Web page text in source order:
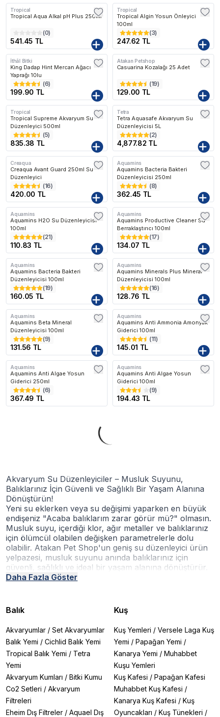
Tropical
Tropical Aqua Alkal pH Plus 250ml
(0)
541.45 TL
Tropical
Tropical Algin Yosun Önleyici
100ml
(3)
247.62 TL
İthâl Bitki
King Dadap Hint Mercan Ağacı
Yaprağı 10lu
(6)
199.90 TL
Atakan Petshop
Casuarina Kozalağı 25 Adet
(19)
129.00 TL
Kargo Bedava
Tropical
Tropical Supreme Akvaryum Su
Düzenleyici 500ml
(5)
835.38 TL
Kargo Bedava
Tetra
Tetra Aquasafe Akvaryum Su
Düzenleyicisi 5L
(2)
4,877.82 TL
Creaqua
Creaqua Avant Guard 250ml Su
Düzenleyici
(16)
420.00 TL
Aquamins
Aquamins Bacteria Bakteri
Düzenleyicisi 250ml
(8)
362.45 TL
Aquamins
Aquamins H2O Su Düzenleyicisi
100ml
(21)
110.83 TL
Aquamins
Aquamins Productive Cleaner Su
Berraklaştırıcı 100ml
(17)
134.07 TL
Aquamins
Aquamins Bacteria Bakteri
Düzenleyicisi 100ml
(19)
160.05 TL
Aquamins
Aquamins Minerals Plus Mineral
Düzenleyicisi 100ml
(16)
128.76 TL
Aquamins
Aquamins Beta Mineral
Düzenleyicisi 100ml
(9)
131.56 TL
Aquamins
Aquamins Anti Ammonia Amonyak
Giderici 100ml
(11)
145.01 TL
Aquamins
Aquamins Anti Algae Yosun
Giderici 250ml
(6)
367.49 TL
Aquamins
Aquamins Anti Algae Yosun
Giderici 100ml
(9)
194.43 TL
Akvaryum Su Düzenleyiciler – Musluk Suyunu,
Balıklarınız İçin Güvenli ve Sağlıklı Bir Yaşam Alanına
Dönüştürün!
Yeni su eklerken veya su değişimi yaparken en büyük
endişeniz "Acaba balıklarım zarar görür mü?" olmasın.
Musluk suyu, içerdiği klor, ağır metaller ve balıklarınız
için ölümcül olabilen değişken parametrelerle dolu
olabilir. Atakan Pet Shop'un geniş su düzenleyici ürün
yelpazesi, musluk suyunu anında balıklarınız için
güvenli, sağlıklı ve ideal bir yaşam alanına dönüştürür.
Doğru su, sağlıklı akvaryumun temelidir!
✔ Anında Klor ve Ağır Metal
Balıklarınızı musluk suyunun zararlı
etkilerinden anında koruyun.
Stres Önleyici Koruma:
Su değişimlerinde
balıklarınızın mukozasını koruyarak stresi azaltın ve
hastalıklara karşı direncini artırın.
✔ Yararlı Bakterileri Koruyun:Biyolojik filtrenizdeki
faydalı bakterilere zarar vermeden güvenle su değişimi
yapın.
İdeal Su Şartları:
Özel formüllerle pH, GH ve KH gibi
su değerlerini belirli türler için ideal seviyelere getirin.
Daha Fazla Göster
Balık
Akvaryumlar / Set Akvaryumlar
Balık Yemi / Cichlid Balık Yemi
Tropical Balık Yemi / Tetra
Yemi
Akvaryum Kumları / Bitki Kumu
Co2 Setleri / Akvaryum
Filtreleri
Eheim Dış Filtreler / Aquael Dış
Kuş
Kuş Yemleri / Versele Laga Kuş
Yemi / Papağan Yemi /
Kanarya Yemi / Muhabbet
Kuşu Yemleri
Kuş Kafesi / Papağan Kafesi
Muhabbet Kuş Kafesi /
Kanarya Kuş Kafesi / Kuş
Oyuncakları / Kuş Tünekleri /